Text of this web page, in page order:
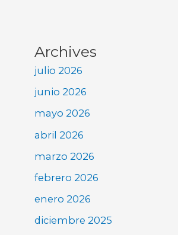
Archives
julio 2026
junio 2026
mayo 2026
abril 2026
marzo 2026
febrero 2026
enero 2026
diciembre 2025